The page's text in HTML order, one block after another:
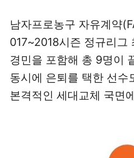
남자프로농구 자유계약
017~2018시즌 정규리그
경민을 포함해 총 9명이
동시에 은퇴를 택한 선수
본격적인 세대교체 국면